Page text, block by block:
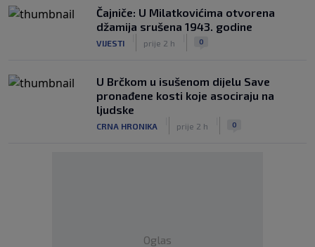
Čajniče: U Milatkovićima otvorena
džamija srušena 1943. godine
VIJESTI prije 2 h 0
U Brčkom u isušenom dijelu Save
pronađene kosti koje asociraju na
ljudske
CRNA HRONIKA prije 2 h 0
Oglas